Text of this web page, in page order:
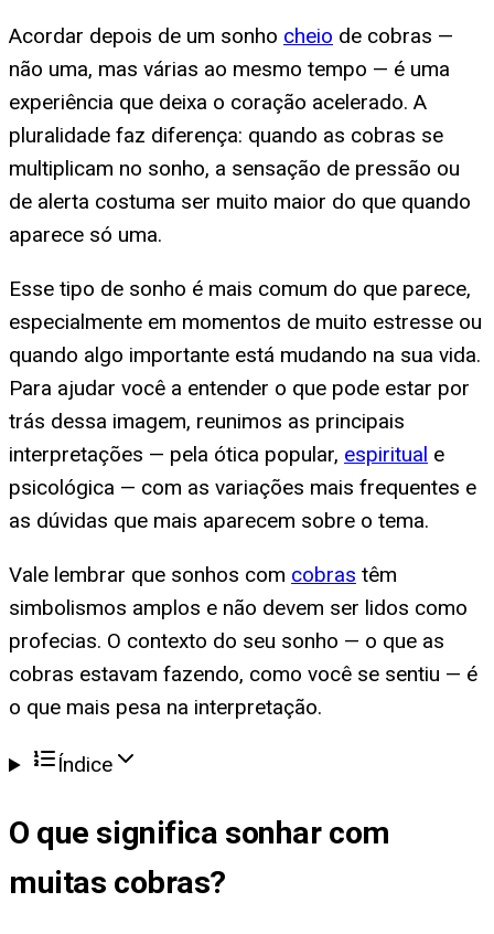
Acordar depois de um sonho cheio de cobras —
não uma, mas várias ao mesmo tempo — é uma
experiência que deixa o coração acelerado. A
pluralidade faz diferença: quando as cobras se
multiplicam no sonho, a sensação de pressão ou
de alerta costuma ser muito maior do que quando
aparece só uma.
Esse tipo de sonho é mais comum do que parece,
especialmente em momentos de muito estresse ou
quando algo importante está mudando na sua vida.
Para ajudar você a entender o que pode estar por
trás dessa imagem, reunimos as principais
interpretações — pela ótica popular, espiritual e
psicológica — com as variações mais frequentes e
as dúvidas que mais aparecem sobre o tema.
Vale lembrar que sonhos com cobras têm
simbolismos amplos e não devem ser lidos como
profecias. O contexto do seu sonho — o que as
cobras estavam fazendo, como você se sentiu — é
o que mais pesa na interpretação.
Índice
O que significa sonhar com
muitas cobras?